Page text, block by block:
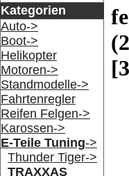
Kategorien
Auto->
Boot->
Helikopter
Motoren->
Standmodelle->
Fahrtenregler
Reifen Felgen->
Karossen->
E-Teile Tuning->
Thunder Tiger->
TRAXXAS